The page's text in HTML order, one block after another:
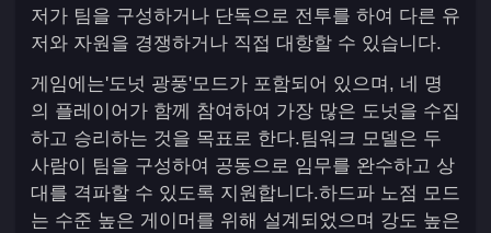
저가 팀을 구성하거나 단독으로 전투를 하여 다른 유
저와 자원을 경쟁하거나 직접 대항할 수 있습니다.
게임에는'도넛 광풍'모드가 포함되어 있으며, 네 명
의 플레이어가 함께 참여하여 가장 많은 도넛을 수집
하고 승리하는 것을 목표로 한다.팀워크 모델은 두
사람이 팀을 구성하여 공동으로 임무를 완수하고 상
대를 격파할 수 있도록 지원합니다.하드파 노점 모드
는 수준 높은 게이머를 위해 설계되었으며 강도 높은